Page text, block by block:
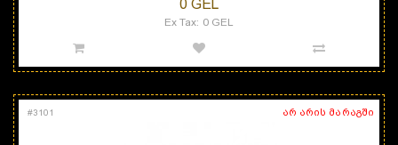
0 GEL
Ex Tax: 0 GEL
არ არის მარაგში
#3101